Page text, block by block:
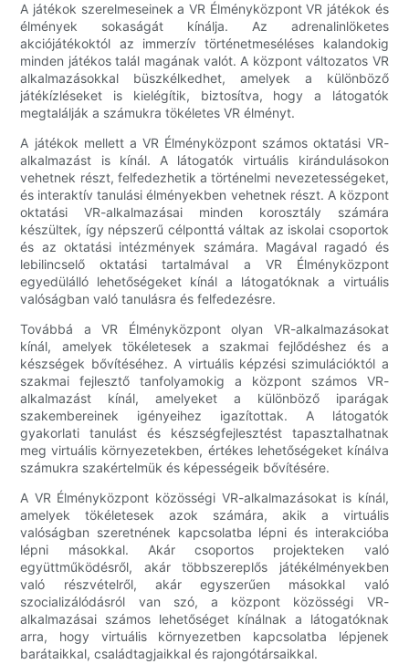
A játékok szerelmeseinek a VR Élményközpont VR játékok és
élmények sokaságát kínálja. Az adrenalinlöketes
akciójátékoktól az immerzív történetmeséléses kalandokig
minden játékos talál magának valót. A központ változatos VR
alkalmazásokkal büszkélkedhet, amelyek a különböző
játékízléseket is kielégítik, biztosítva, hogy a látogatók
megtalálják a számukra tökéletes VR élményt.
A játékok mellett a VR Élményközpont számos oktatási VR-
alkalmazást is kínál. A látogatók virtuális kirándulásokon
vehetnek részt, felfedezhetik a történelmi nevezetességeket,
és interaktív tanulási élményekben vehetnek részt. A központ
oktatási VR-alkalmazásai minden korosztály számára
készültek, így népszerű célponttá váltak az iskolai csoportok
és az oktatási intézmények számára. Magával ragadó és
lebilincselő oktatási tartalmával a VR Élményközpont
egyedülálló lehetőségeket kínál a látogatóknak a virtuális
valóságban való tanulásra és felfedezésre.
Továbbá a VR Élményközpont olyan VR-alkalmazásokat
kínál, amelyek tökéletesek a szakmai fejlődéshez és a
készségek bővítéséhez. A virtuális képzési szimulációktól a
szakmai fejlesztő tanfolyamokig a központ számos VR-
alkalmazást kínál, amelyeket a különböző iparágak
szakembereinek igényeihez igazítottak. A látogatók
gyakorlati tanulást és készségfejlesztést tapasztalhatnak
meg virtuális környezetekben, értékes lehetőségeket kínálva
számukra szakértelmük és képességeik bővítésére.
A VR Élményközpont közösségi VR-alkalmazásokat is kínál,
amelyek tökéletesek azok számára, akik a virtuális
valóságban szeretnének kapcsolatba lépni és interakcióba
lépni másokkal. Akár csoportos projekteken való
együttműködésről, akár többszereplős játékélményekben
való részvételről, akár egyszerűen másokkal való
szocializálódásról van szó, a központ közösségi VR-
alkalmazásai számos lehetőséget kínálnak a látogatóknak
arra, hogy virtuális környezetben kapcsolatba lépjenek
barátaikkal, családtagjaikkal és rajongótársaikkal.